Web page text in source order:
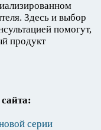
Здесь и выбор
помогут,
продукт
серии